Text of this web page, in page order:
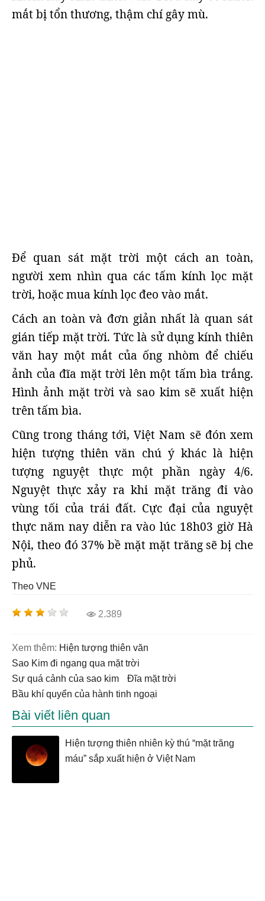
mắt bị tổn thương, thậm chí gây mù.
Để quan sát mặt trời một cách an toàn,
người xem nhìn qua các tấm kính lọc mặt
trời, hoặc mua kính lọc đeo vào mắt.
Cách an toàn và đơn giản nhất là quan sát
gián tiếp mặt trời. Tức là sử dụng kính thiên
văn hay một mắt của ống nhòm để chiếu
ảnh của đĩa mặt trời lên một tấm bìa trắng.
Hình ảnh mặt trời và sao kim sẽ xuất hiện
trên tấm bìa.
Cũng trong tháng tới, Việt Nam sẽ đón xem
hiện tượng thiên văn chú ý khác là hiện
tượng nguyệt thực một phần ngày 4/6.
Nguyệt thực xảy ra khi mặt trăng đi vào
vùng tối của trái đất. Cực đại của nguyệt
thực năm nay diễn ra vào lúc 18h03 giờ Hà
Nội, theo đó 37% bề mặt mặt trăng sẽ bị che
phủ.
Theo VNE
2.389
Xem thêm:
hiện tượng thiên văn
sao Kim đi ngang qua mặt trời
sự quá cảnh của sao kim
đĩa mặt trời
bầu khí quyển của hành tinh ngoại
Bài viết liên quan
Hiện tượng thiên nhiên kỳ thú “mặt trăng
máu” sắp xuất hiện ở Việt Nam